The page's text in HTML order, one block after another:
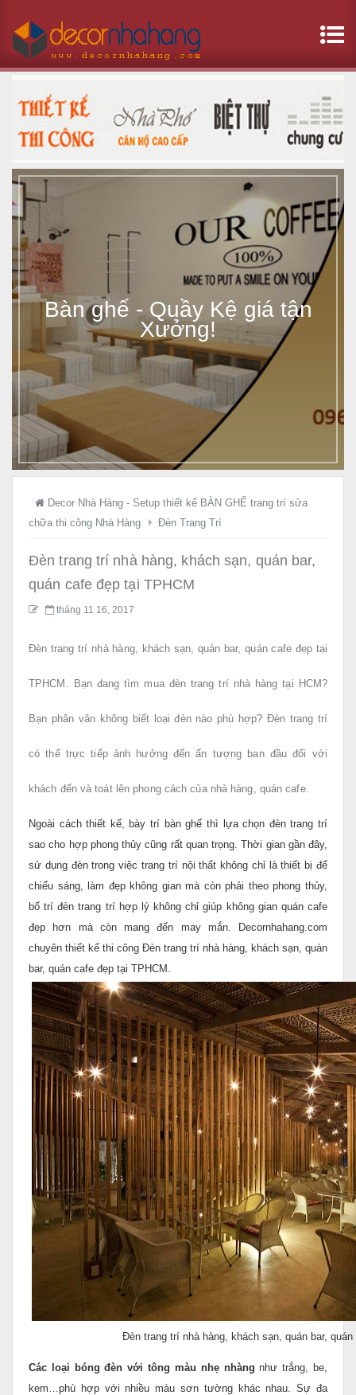
B
g
ế
-
Q
u
ầ
K
á
t
ậ
X
ư
!
Bàn ghế - Quầy Kệ giá tận
Xưởng!
Decor Nhà Hàng - Setup thiết kế BÀN GHẾ trang trí sửa
chữa thi công Nhà Hàng
Đèn Trang Trí
Đèn trang trí nhà hàng, khách sạn, quán bar,
quán cafe đẹp tại TPHCM
tháng 11 16, 2017
Đèn trang trí nhà hàng, khách sạn, quán bar, quán cafe đẹp tại
TPHCM. Bạn đang tìm mua đèn trang trí nhà hàng tại HCM?
Bạn phân vân không biết loại đèn nào phù hợp? Đèn trang trí
có thể trực tiếp ảnh hưởng đến ấn tượng ban đầu đối với
khách đến và toát lên phong cách của nhà hàng, quán cafe.
Ngoài cách thiết kế, bày trí bàn ghế thì lựa chọn đèn trang trí
sao cho hợp phong thủy cũng rất quan trọng. Thời gian gần đây,
sử dụng đèn trong việc trang trí nội thất không chỉ là thiết bị để
chiếu sáng, làm đẹp không gian mà còn phải theo phong thủy,
bố trí đèn trang trí hợp lý không chỉ giúp không gian quán cafe
đẹp hơn mà còn mang đến may mắn.
Decornhahang.com
chuyên thiết kế thi công Đèn trang trí nhà hàng, khách sạn, quán
bar, quán cafe đẹp tại TPHCM.
Đèn trang trí nhà hàng, khách sạn, quán bar,
Các loại bóng đèn với tông màu nhẹ nhàng như trắng, be,
kem…phù hợp với nhiều màu sơn tường khác nhau. Sự đa